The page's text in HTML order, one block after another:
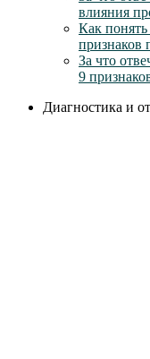
влияния
Как понять
признаков
За что
9
Диагностика и